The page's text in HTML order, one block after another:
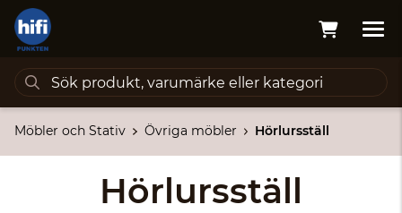
Möbler och Stativ Övriga möbler Hörlursställ
Hörlursställ